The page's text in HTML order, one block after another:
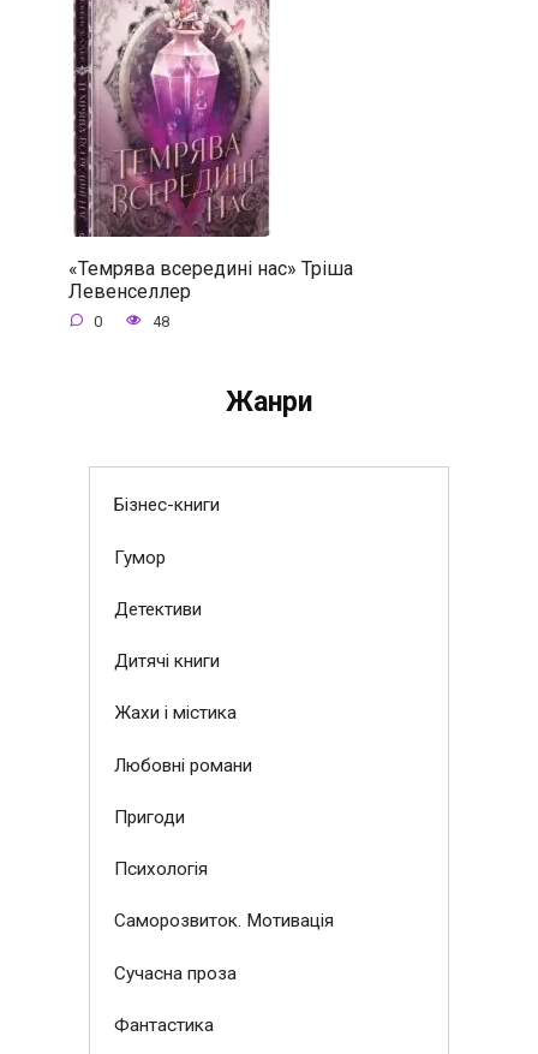
«Темрява всередині нас» Тріша
Левенселлер
0 48
Жанри
Бізнес-книги
Гумор
Детективи
Дитячі книги
Жахи і містика
Любовні романи
Пригоди
Психологія
Саморозвиток. Мотивація
Сучасна проза
Фантастика